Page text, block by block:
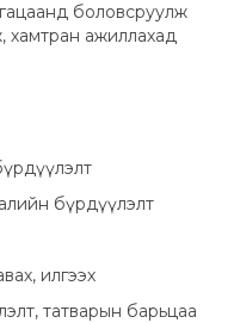
боловсруулж
хамтран ажиллахад
бүрдүүлэлт
илгээх
татварын барьцаа